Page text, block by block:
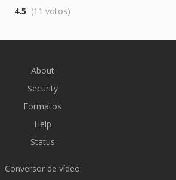
4.5 (11 votos)
About
Security
Formatos
Help
Status
Conversor de vídeo